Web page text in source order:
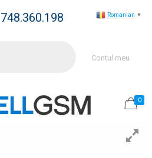
Contul meu
0
Romanian ▼